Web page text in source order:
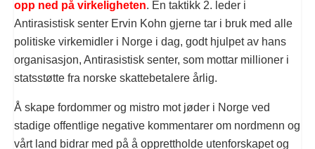
opp ned på virkeligheten. En taktikk 2. leder i
Antirasistisk senter Ervin Kohn gjerne tar i bruk med alle
politiske virkemidler i Norge i dag, godt hjulpet av hans
organisasjon, Antirasistisk senter, som mottar millioner i
statsstøtte fra norske skattebetalere årlig.
Å skape fordommer og mistro mot jøder i Norge ved
stadige offentlige negative kommentarer om nordmenn og
vårt land bidrar med på å opprettholde utenforskapet og